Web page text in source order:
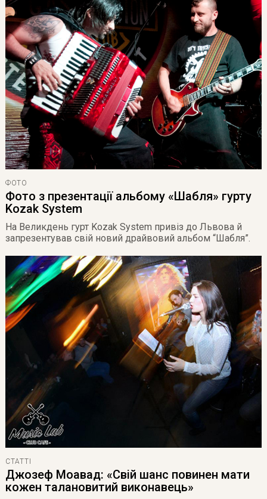
ФОТО
Фото з презентації альбому «Шабля» гурту
Kozak System
На Великдень гурт Kozak System привіз до Львова й
запрезентував свій новий драйвовий альбом “Шабля”.
СТАТТІ
Джозеф Моавад: «Свій шанс повинен мати
кожен талановитий виконавець»